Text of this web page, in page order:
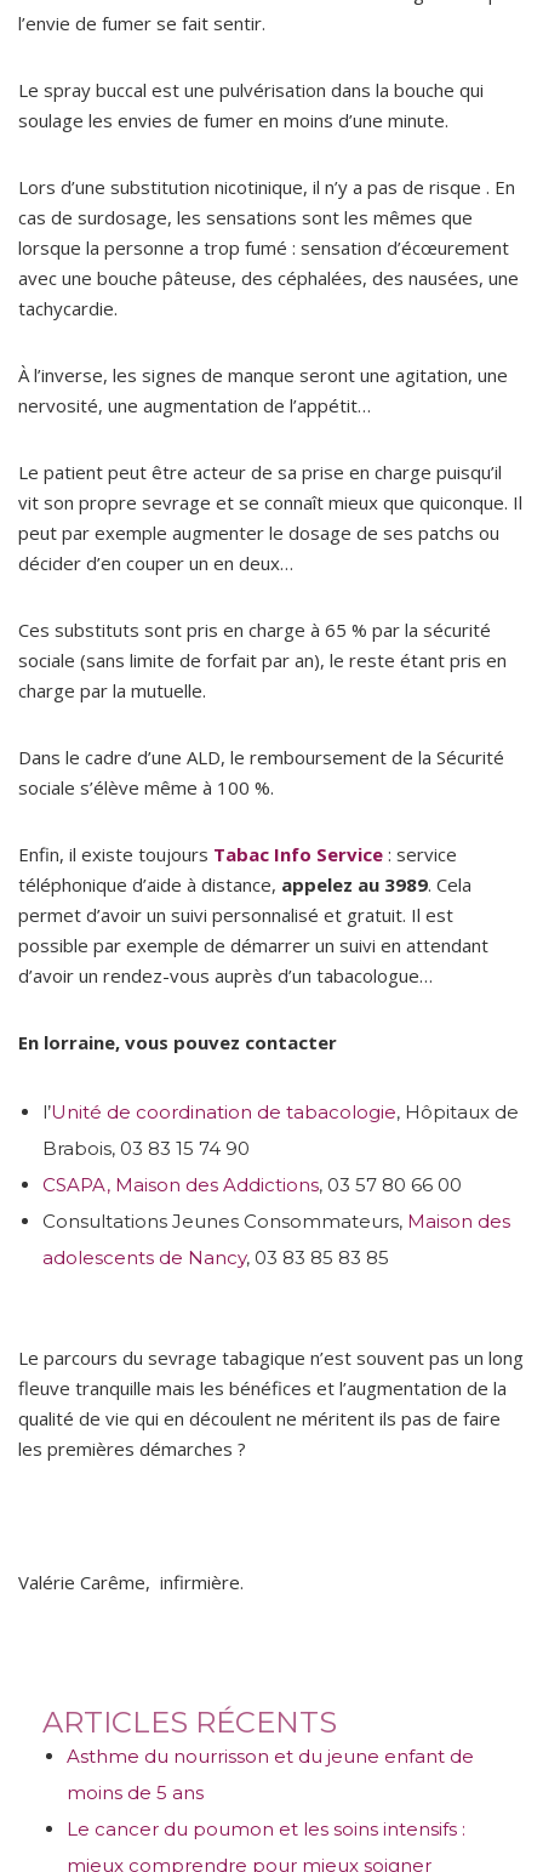
l’envie de fumer se fait sentir.
Le spray buccal est une pulvérisation dans la bouche qui
soulage les envies de fumer en moins d’une minute.
Lors d’une substitution nicotinique, il n’y a pas de risque . En
cas de surdosage, les sensations sont les mêmes que
lorsque la personne a trop fumé : sensation d’écœurement
avec une bouche pâteuse, des céphalées, des nausées, une
tachycardie.
À l’inverse, les signes de manque seront une agitation, une
nervosité, une augmentation de l’appétit…
Le patient peut être acteur de sa prise en charge puisqu’il
vit son propre sevrage et se connaît mieux que quiconque. Il
peut par exemple augmenter le dosage de ses patchs ou
décider d’en couper un en deux…
Ces substituts sont pris en charge à 65 % par la sécurité
sociale (sans limite de forfait par an), le reste étant pris en
charge par la mutuelle.
Dans le cadre d’une ALD, le remboursement de la Sécurité
sociale s’élève même à 100 %.
Enfin, il existe toujours Tabac Info Service : service
téléphonique d’aide à distance, appelez au 3989. Cela
permet d’avoir un suivi personnalisé et gratuit. Il est
possible par exemple de démarrer un suivi en attendant
d’avoir un rendez-vous auprès d’un tabacologue…
En lorraine, vous pouvez contacter
l’Unité de coordination de tabacologie, Hôpitaux de
Brabois, 03 83 15 74 90
CSAPA, Maison des Addictions, 03 57 80 66 00
Consultations Jeunes Consommateurs, Maison des
adolescents de Nancy, 03 83 85 83 85
Le parcours du sevrage tabagique n’est souvent pas un long
fleuve tranquille mais les bénéfices et l’augmentation de la
qualité de vie qui en découlent ne méritent ils pas de faire
les premières démarches ?
Valérie Carême, infirmière.
ARTICLES RÉCENTS
Asthme du nourrisson et du jeune enfant de
moins de 5 ans
Le cancer du poumon et les soins intensifs :
mieux comprendre pour mieux soigner